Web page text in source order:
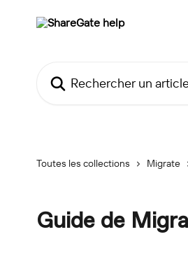
Toutes les collections Migrate
Guide de